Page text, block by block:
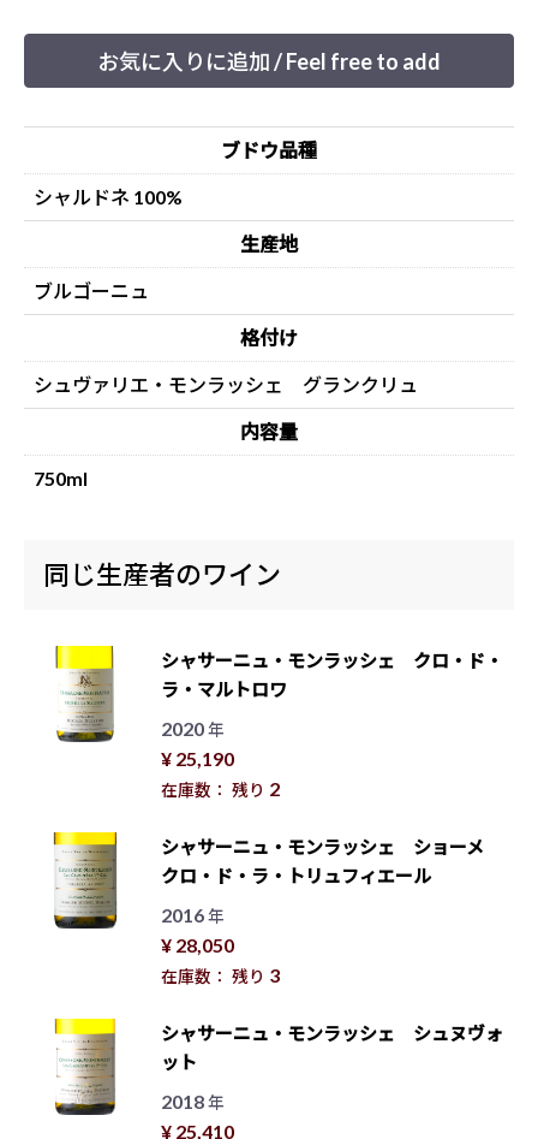
お気に入りに追加 / Feel free to add
ブドウ品種
シャルドネ 100%
生産地
ブルゴーニュ
格付け
シュヴァリエ・モンラッシェ グランクリュ
内容量
750ml
同じ生産者のワイン
シャサーニュ・モンラッシェ クロ・ド・
ラ・マルトロワ
2020年
¥ 25,190
在庫数： 残り 2
シャサーニュ・モンラッシェ ショーメ
クロ・ド・ラ・トリュフィエール
2016年
¥ 28,050
在庫数： 残り 3
シャサーニュ・モンラッシェ シュヌヴォ
ット
2018年
¥ 25,410